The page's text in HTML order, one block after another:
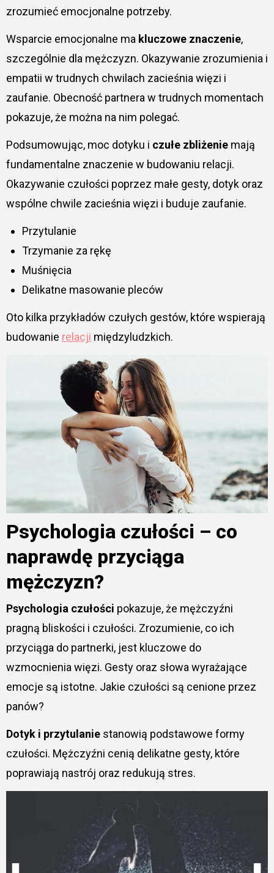
zrozumieć emocjonalne potrzeby.
Wsparcie emocjonalne ma kluczowe znaczenie,
szczególnie dla mężczyzn. Okazywanie zrozumienia i
empatii w trudnych chwilach zacieśnia więzi i
zaufanie. Obecność partnera w trudnych momentach
pokazuje, że można na nim polegać.
Podsumowując, moc dotyku i czułe zbliżeniemają
fundamentalne znaczenie w budowaniu relacji.
Okazywanie czułości poprzez małe gesty, dotyk oraz
wspólne chwile zacieśnia więzi i buduje zaufanie.
Przytulanie
Trzymanie za rękę
Muśnięcia
Delikatne masowanie pleców
Oto kilka przykładów czułych gestów, które wspierają
budowanie relacji międzyludzkich.
Psychologia czułości – co
naprawdę przyciąga
mężczyzn?
Psychologia czułości pokazuje, że mężczyźni
pragną bliskości i czułości. Zrozumienie, co ich
przyciąga do partnerki, jest kluczowe do
wzmocnienia więzi. Gesty oraz słowa wyrażające
emocje są istotne. Jakie czułości są cenione przez
panów?
Dotyk i przytulaniestanowią podstawowe formy
czułości. Mężczyźni cenią delikatne gesty, które
poprawiają nastrój oraz redukują stres.